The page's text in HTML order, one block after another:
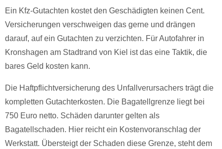
Ein Kfz-Gutachten kostet den Geschädigten keinen Cent.
Versicherungen verschweigen das gerne und drängen
darauf, auf ein Gutachten zu verzichten. Für Autofahrer in
Kronshagen am Stadtrand von Kiel ist das eine Taktik, die
bares Geld kosten kann.
Die Haftpflichtversicherung des Unfallverursachers trägt die
kompletten Gutachterkosten. Die Bagatellgrenze liegt bei
750 Euro netto. Schäden darunter gelten als
Bagatellschaden. Hier reicht ein Kostenvoranschlag der
Werkstatt. Übersteigt der Schaden diese Grenze, steht dem